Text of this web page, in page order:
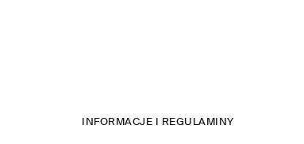
INFORMACJE I REGULAMINY